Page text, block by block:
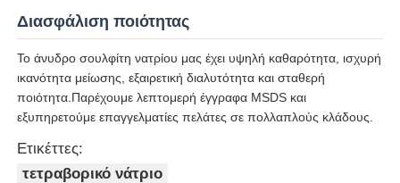
Διασφάλιση ποιότητας
Το άνυδρο σουλφίτη νατρίου μας έχει υψηλή καθαρότητα, ισχυρή
ικανότητα μείωσης, εξαιρετική διαλυτότητα και σταθερή
ποιότητα.Παρέχουμε λεπτομερή έγγραφα MSDS και
εξυπηρετούμε επαγγελματίες πελάτες σε πολλαπλούς κλάδους.
Ετικέττες:
τετραβορικό νάτριο